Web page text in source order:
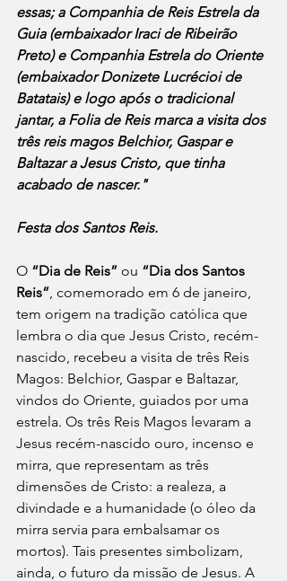
essas; a Companhia de Reis Estrela da
Guia (embaixador Iraci de Ribeirão
Preto) e Companhia Estrela do Oriente
(embaixador Donizete Lucrécioi de
Batatais) e logo após o tradicional
jantar, a Folia de Reis marca a visita dos
três reis magos Belchior, Gaspar e
Baltazar a Jesus Cristo, que tinha
acabado de nascer."
Festa dos Santos Reis.
O “Dia de Reis” ou “Dia dos Santos
Reis”, comemorado em 6 de janeiro,
tem origem na tradição católica que
lembra o dia que Jesus Cristo, recém-
nascido, recebeu a visita de três Reis
Magos: Belchior, Gaspar e Baltazar,
vindos do Oriente, guiados por uma
estrela. Os três Reis Magos levaram a
Jesus recém-nascido ouro, incenso e
mirra, que representam as três
dimensões de Cristo: a realeza, a
divindade e a humanidade (o óleo da
mirra servia para embalsamar os
mortos). Tais presentes simbolizam,
ainda, o futuro da missão de Jesus. A